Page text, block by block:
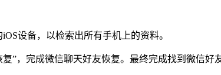
设备，以检索出所有手机上的资料。
”，完成微信聊天好友恢复。最终完成找到微信好